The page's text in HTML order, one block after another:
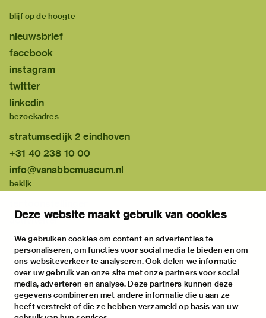
Deze website maakt gebruik van cookies
We gebruiken cookies om content en advertenties te
personaliseren, om functies voor social media te bieden en om
ons websiteverkeer te analyseren. Ook delen we informatie
over uw gebruik van onze site met onze partners voor social
media, adverteren en analyse. Deze partners kunnen deze
gegevens combineren met andere informatie die u aan ze
heeft verstrekt of die ze hebben verzameld op basis van uw
blijf op de hoogte
nieuwsbrief
facebook
instagram
twitter
linkedin
bezoekadres
stratumsedijk 2 eindhoven
+31 40 238 10 00
info@vanabbemuseum.nl
bekijk
activiteiten
praktische informatie
over
het museum
de collectie
fondsen & partners